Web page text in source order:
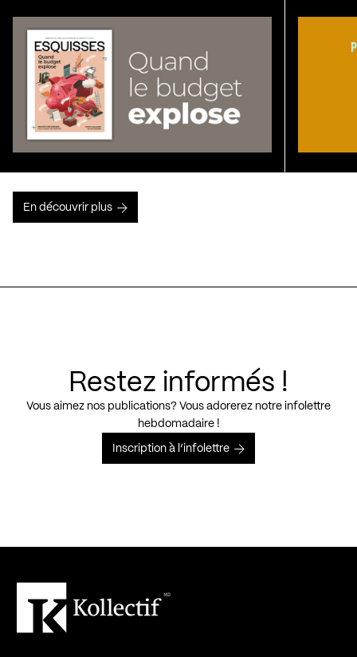
En découvrir plus
Restez informés !
Vous aimez nos publications? Vous adorerez notre infolettre
hebdomadaire !
Inscription à l’infolettre